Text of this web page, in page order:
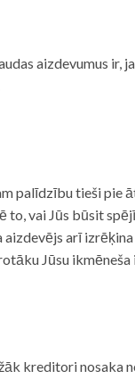
aizdevumus
palīdzību tieši
vai Jūs būsit
arī
Jūsu ikmēneša
kreditori nosaka